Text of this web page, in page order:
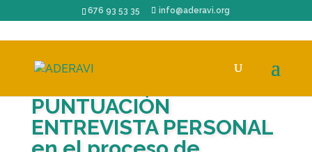
676 93 53 35 info@aderavi.org
PUNTUACIÓN
ENTREVISTA PERSONAL